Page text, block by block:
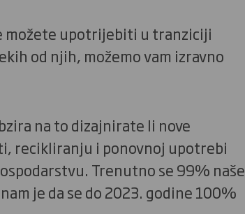
možete upotrijebiti u tranziciji
od njih, možemo vam izravno
na to dizajnirate li nove
recikliranju i ponovnoj upotrebi
Trenutno se 99% naše
je da se do 2023. godine 100%